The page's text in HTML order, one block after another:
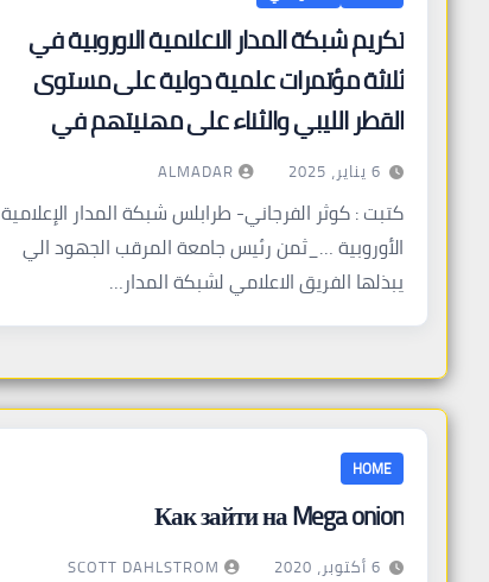
تكريم شبكة المدار الاعلامية الاوروبية في
ثلاثة مؤتمرات علمية دولية على مستوى
القطر الليبي والثناء على مهنيتهم في
التعاطي مع الموضوعات
6 يناير، 2025 ALMADAR
كتبت : كوثر الفرجاني- طرابلس شبكة المدار الإعلامية
الأوروبية …_ثمن رئيس جامعة المرقب الجهود الي
يبذلها الفريق الاعلامي لشبكة المدار…
HOME
Как зайти на Mega onion
6 أكتوبر، 2020 SCOTT DAHLSTROM